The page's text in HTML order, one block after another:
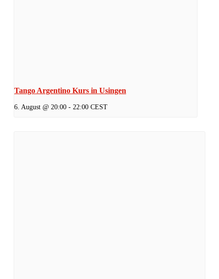
Tango Argentino Kurs in Usingen
6. August @ 20:00 - 22:00 CEST